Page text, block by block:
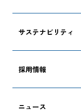
サステナビリティ
採用情報
ニュース